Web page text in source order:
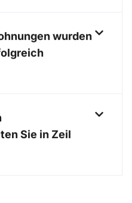
wurden
Sie in Zeil